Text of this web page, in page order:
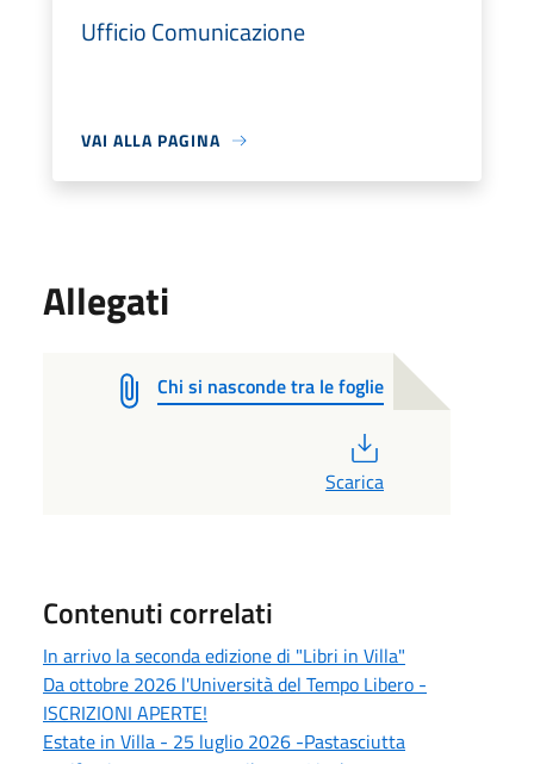
Ufficio Comunicazione
VAI ALLA PAGINA
Allegati
Chi si nasconde tra le foglie
Scarica
Contenuti correlati
In arrivo la seconda edizione di "Libri in Villa"
Da ottobre 2026 l'Università del Tempo Libero -
ISCRIZIONI APERTE!
Estate in Villa - 25 luglio 2026 -Pastasciutta